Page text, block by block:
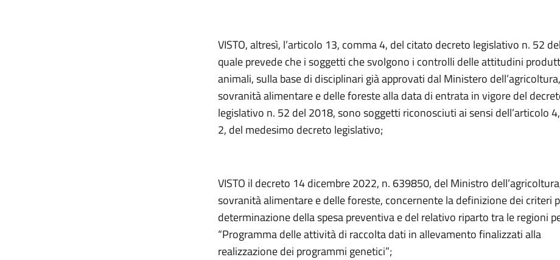
VISTO, altresì, l’articolo 13, comma 4, del citato decreto legislativo n. 52
quale prevede che i soggetti che svolgono i controlli delle attitudini
animali, sulla base di disciplinari già approvati dal Ministero
sovranità alimentare e delle foreste alla data di entrata in vigore del
legislativo n. 52 del 2018, sono soggetti riconosciuti ai sensi dell’articolo
2, del medesimo decreto legislativo;
VISTO il decreto 14 dicembre 2022, n. 639850, del Ministro
sovranità alimentare e delle foreste, concernente la definizione dei criteri
determinazione della spesa preventiva e del relativo riparto tra le regioni
“Programma delle attività di raccolta dati in allevamento finalizzati alla
realizzazione dei programmi genetici”;